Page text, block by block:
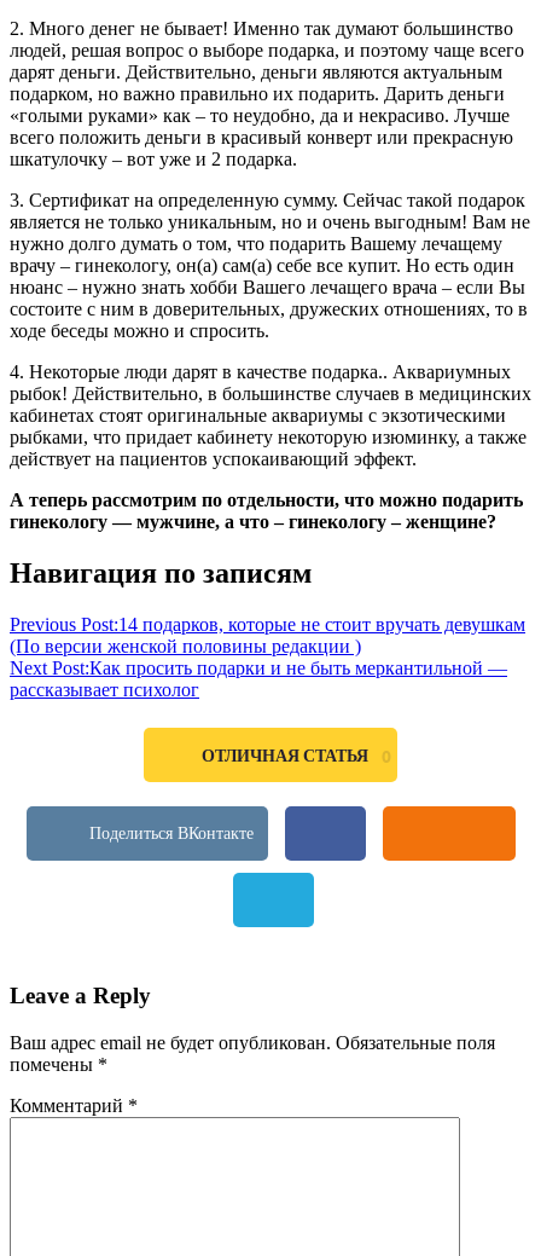
2. Много денег не бывает! Именно так думают большинство
людей, решая вопрос о выборе подарка, и поэтому чаще всего
дарят деньги. Действительно, деньги являются актуальным
подарком, но важно правильно их подарить. Дарить деньги
«голыми руками» как – то неудобно, да и некрасиво. Лучше
всего положить деньги в красивый конверт или прекрасную
шкатулочку – вот уже и 2 подарка.
3. Сертификат на определенную сумму. Сейчас такой подарок
является не только уникальным, но и очень выгодным! Вам не
нужно долго думать о том, что подарить Вашему лечащему
врачу – гинекологу, он(а) сам(а) себе все купит. Но есть один
нюанс – нужно знать хобби Вашего лечащего врача – если Вы
состоите с ним в доверительных, дружеских отношениях, то в
ходе беседы можно и спросить.
4. Некоторые люди дарят в качестве подарка.. Аквариумных
рыбок! Действительно, в большинстве случаев в медицинских
кабинетах стоят оригинальные аквариумы с экзотическими
рыбками, что придает кабинету некоторую изюминку, а также
действует на пациентов успокаивающий эффект.
А теперь рассмотрим по отдельности, что можно подарить
гинекологу — мужчине, а что – гинекологу – женщине?
благодарностьподарок
врачупрезент
Навигация по записям
Previous Post:14 подарков, которые не стоит вручать девушкам
(По версии женской половины редакции )
Next Post:Как просить подарки и не быть меркантильной —
рассказывает психолог
ОТЛИЧНАЯ СТАТЬЯ 0
Leave a Reply
Ваш адрес email не будет опубликован. Обязательные поля
помечены *
Комментарий *